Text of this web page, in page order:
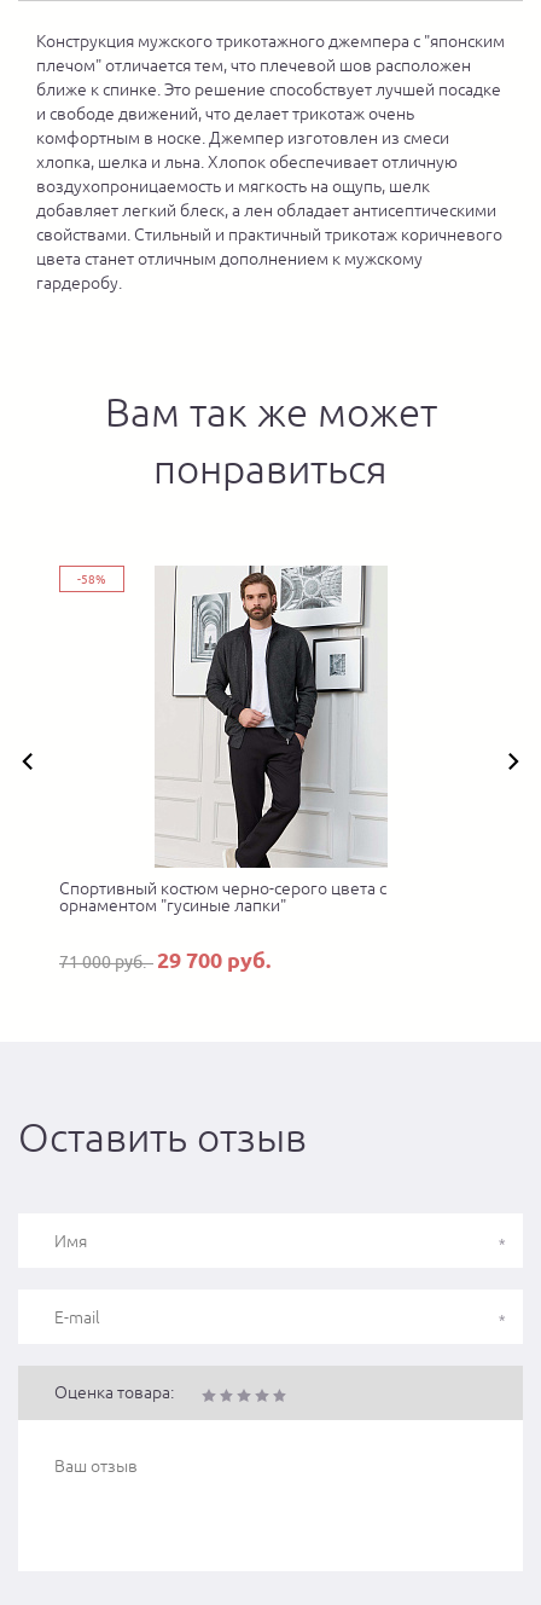
Конструкция мужского трикотажного джемпера с "японским
плечом" отличается тем, что плечевой шов расположен
ближе к спинке. Это решение способствует лучшей посадке
и свободе движений, что делает трикотаж очень
комфортным в носке. Джемпер изготовлен из смеси
хлопка, шелка и льна. Хлопок обеспечивает отличную
воздухопроницаемость и мягкость на ощупь, шелк
добавляет легкий блеск, а лен обладает антисептическими
свойствами. Стильный и практичный трикотаж коричневого
цвета станет отличным дополнением к мужскому
гардеробу.
Вам так же может
понравиться
-58%
Спортивный костюм черно-серого цвета с
орнаментом "гусиные лапки"
71 000 руб. 29 700 руб.
Оставить отзыв
Оценка товара: